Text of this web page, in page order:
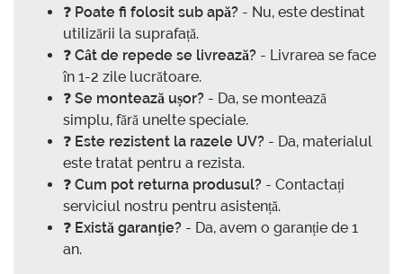
❓ Poate fi folosit sub apă? - Nu, este destinat
utilizării la suprafață.
❓ Cât de repede se livrează? - Livrarea se face
în 1-2 zile lucrătoare.
❓ Se montează ușor? - Da, se montează
simplu, fără unelte speciale.
❓ Este rezistent la razele UV? - Da, materialul
este tratat pentru a rezista.
❓ Cum pot returna produsul? - Contactați
serviciul nostru pentru asistență.
❓ Există garanție? - Da, avem o garanție de 1
an.